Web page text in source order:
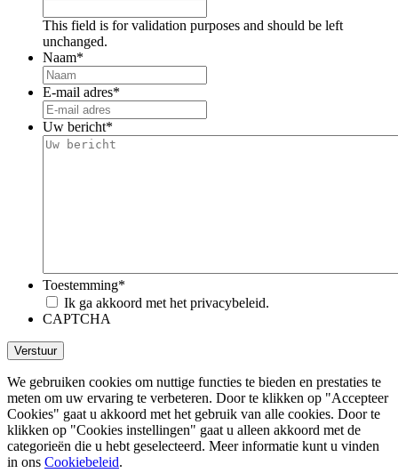
This field is for validation purposes and should be left
unchanged.
Naam*
E-mail adres*
Uw bericht*
Toestemming*
Ik ga akkoord met het privacybeleid.
CAPTCHA
We gebruiken cookies om nuttige functies te bieden en prestaties te
meten om uw ervaring te verbeteren. Door te klikken op "Accepteer
Cookies" gaat u akkoord met het gebruik van alle cookies. Door te
klikken op "Cookies instellingen" gaat u alleen akkoord met de
categorieën die u hebt geselecteerd. Meer informatie kunt u vinden
in ons Cookiebeleid.